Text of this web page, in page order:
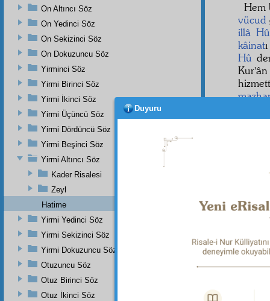
vücud
illâ Hû
kâinat
Hû
On Altıncı Söz
On Yedinci Söz
On Sekizinci Söz
On Dokuzuncu Söz
Yirminci Söz
Yirmi Birinci Söz
Yirmi İkinci Söz
Yirmi Üçüncü Söz
Yirmi Dördüncü Söz
Yirmi Beşinci Söz
Yirmi Altıncı Söz
Kader Risalesi
Zeyl
Hatime
Yirmi Yedinci Söz
Yirmi Sekizinci Söz
Yirmi Dokuzuncu Söz
Otuzuncu Söz
Otuz Birinci Söz
Otuz İkinci Söz
Duyuru